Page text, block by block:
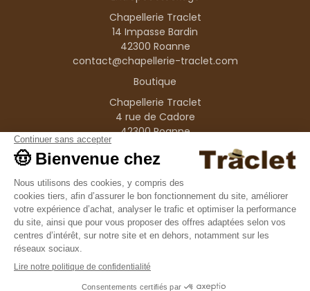
Chapellerie Traclet
14 Impasse Bardin
42300 Roanne
contact@chapellerie-traclet.com
Boutique
Chapellerie Traclet
4 rue de Cadore
42300 Roanne
Produits
Nos marques